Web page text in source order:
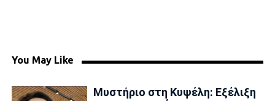
You May Like
Μυστήριο στη Κυψέλη: Εξέλιξη